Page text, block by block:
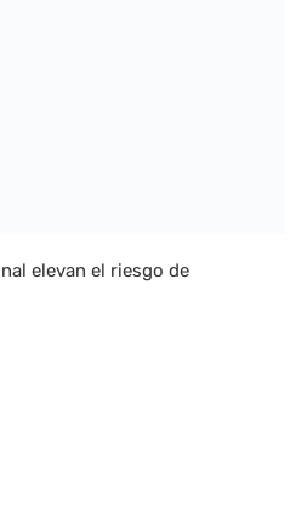
elevan el riesgo de